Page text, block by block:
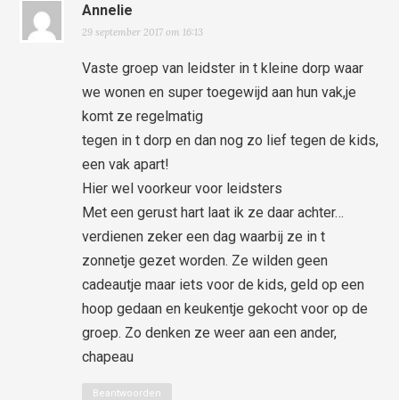
Annelie
29 september 2017 om 16:13
Vaste groep van leidster in t kleine dorp waar
we wonen en super toegewijd aan hun vak,je
komt ze regelmatig
tegen in t dorp en dan nog zo lief tegen de kids,
een vak apart!
Hier wel voorkeur voor leidsters
Met een gerust hart laat ik ze daar achter…
verdienen zeker een dag waarbij ze in t
zonnetje gezet worden. Ze wilden geen
cadeautje maar iets voor de kids, geld op een
hoop gedaan en keukentje gekocht voor op de
groep. Zo denken ze weer aan een ander,
chapeau
Beantwoorden